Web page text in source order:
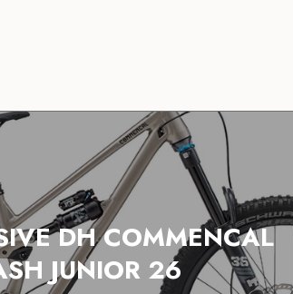
DH COMMENCAL
JUNIOR 26